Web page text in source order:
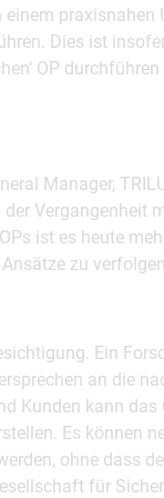
Dies ist
OP durchführen
Manager,
Vergangenheit
ist es heute
zu
Ein
an die
Kunden kann das
Es können
ohne dass
für